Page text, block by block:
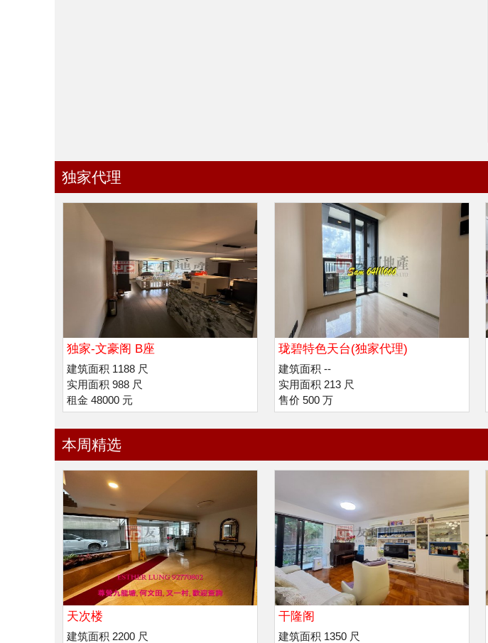
独家代理
独家-文豪阁 B座
建筑面积 1188 尺
实用面积 988 尺
租金 48000 元
珑碧特色天台(独家代理)
建筑面积 --
实用面积 213 尺
售价 500 万
本周精选
天次楼
建筑面积 2200 尺
干隆阁
建筑面积 1350 尺